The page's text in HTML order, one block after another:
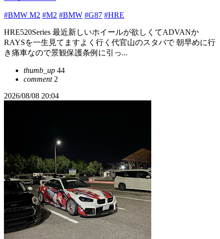
#BMW M2 #M2 #BMW #G87 #HRE
HRE520Series 最近新しいホイールが欲しくてADVANか
RAYSを一生見てますよく行く代官山のスタバで 朝早めに行
き痛車なので景観保護条例に引っ...
thumb_up 44
comment2
2026/08/08 20:04